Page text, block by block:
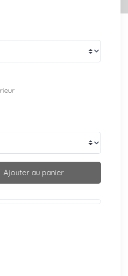
Ajouter au panier